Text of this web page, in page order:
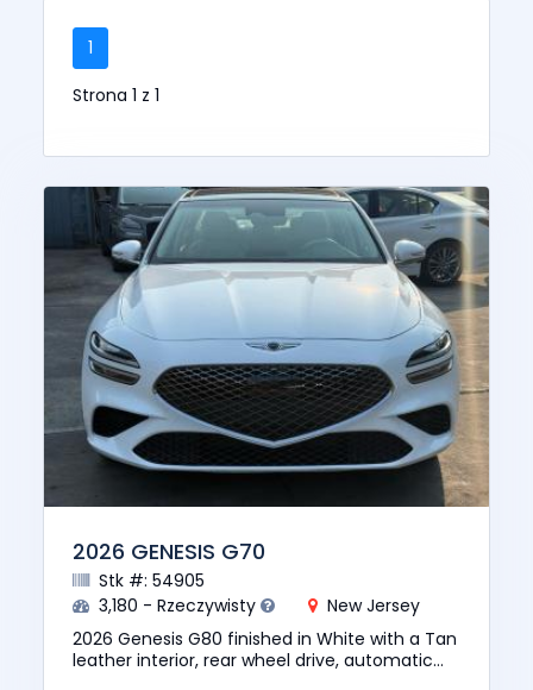
1
Strona 1 z 1
2026 GENESIS G70
Stk #: 54905
3,180 - Rzeczywisty
New Jersey
2026 Genesis G80 finished in White with a Tan
leather interior, rear wheel drive, automatic